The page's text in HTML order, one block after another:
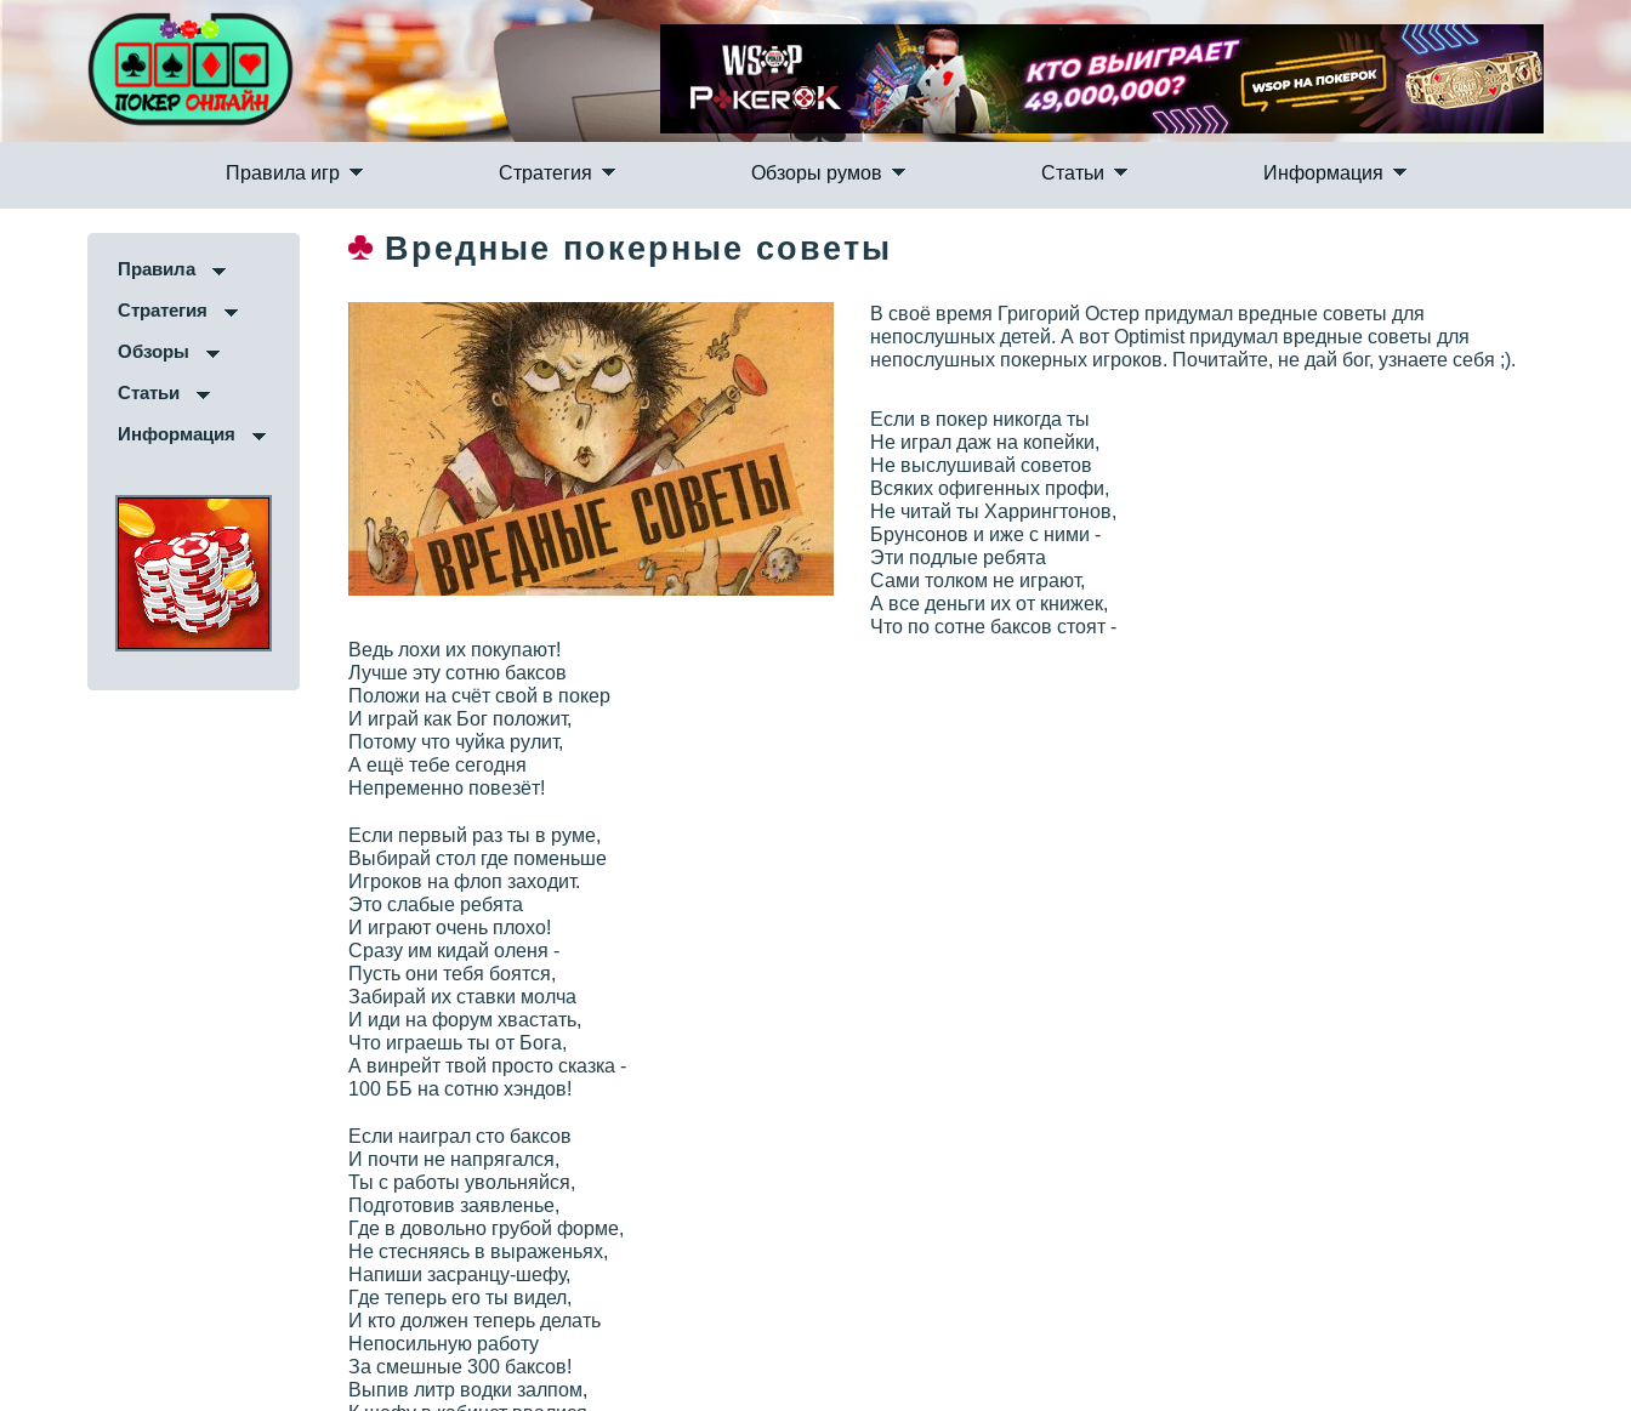
Правила игр Стратегия Обзоры румов Статьи Информация
Правила
Стратегия
Обзоры
Статьи
Информация
Вредные покерные советы
В своё время Григорий Остер придумал вредные советы для
непослушных детей. А вот Optimist придумал вредные советы для
непослушных покерных игроков. Почитайте, не дай бог, узнаете себя ;).
Если в покер никогда ты
Не играл даж на копейки,
Не выслушивай советов
Всяких офигенных профи,
Не читай ты Харрингтонов,
Брунсонов и иже с ними -
Эти подлые ребята
Сами толком не играют,
А все деньги их от книжек,
Что по сотне баксов стоят -
Ведь лохи их покупают!
Лучше эту сотню баксов
Положи на счёт свой в покер
И играй как Бог положит,
Потому что чуйка рулит,
А ещё тебе сегодня
Непременно повезёт!
Если первый раз ты в руме,
Выбирай стол где поменьше
Игроков на флоп заходит.
Это слабые ребята
И играют очень плохо!
Сразу им кидай оленя -
Пусть они тебя боятся,
Забирай их ставки молча
И иди на форум хвастать,
Что играешь ты от Бога,
А винрейт твой просто сказка -
100 ББ на сотню хэндов!
Если наиграл сто баксов
И почти не напрягался,
Ты с работы увольняйся,
Подготовив заявленье,
Где в довольно грубой форме,
Не стесняясь в выраженьях,
Напиши засранцу-шефу,
Где теперь его ты видел,
И кто должен теперь делать
Непосильную работу
За смешные 300 баксов!
Выпив литр водки залпом,